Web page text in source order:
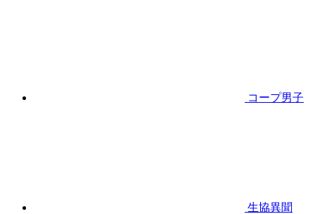
コープ男子
生協異聞